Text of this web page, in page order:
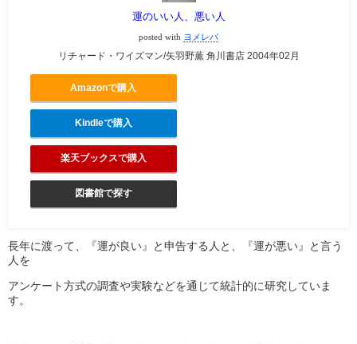
運のいい人、悪い人
posted with ヨメレバ
リチャード・ワイズマン/矢羽野薫 角川書店 2004年02月
Amazonで購入
Kindleで購入
楽天ブックスで購入
図書館で探す
長年に渡って、『運が良い』と申告する人と、『運が悪い』と言う
人を
アンケート方式の調査や実験などを通じて統計的に研究していま
す。